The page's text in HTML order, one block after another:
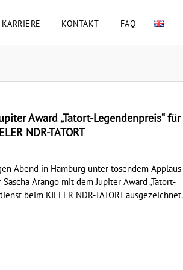
KARRIERE KONTAKT FAQ
Award „Tatort-Legendenpreis“ für
NDR-TATORT
Abend in Hamburg unter tosendem Applaus
Arango mit dem Jupiter Award „Tatort-
beim KIELER NDR-TATORT ausgezeichnet.